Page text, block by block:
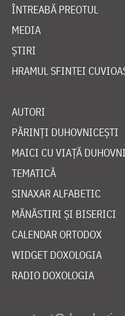
ÎNTREABĂ PREOTUL
MEDIA
ȘTIRI
HRAMUL SFINTEI
AUTORI
PĂRINȚI DUHOVNICEȘTI
MAICI CU VIAȚĂ
TEMATICĂ
SINAXAR ALFABETIC
MĂNĂSTIRI ȘI BISERICI
CALENDAR ORTODOX
WIDGET DOXOLOGIA
RADIO DOXOLOGIA